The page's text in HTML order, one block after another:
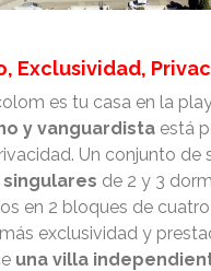
Exclusividad,
es tu casa en la
y vanguardista está
Un conjunto de
de 2 y 3
en 2 bloques de
exclusividad y
una villa